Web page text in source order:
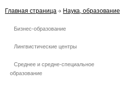
Главная страница Наука, образование
Бизнес-образование
Лингвистические центры
Среднее и средне-специальное
образование